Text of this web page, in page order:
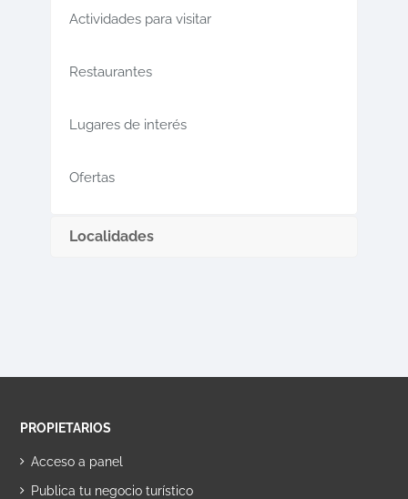
Actividades para visitar
Restaurantes
Lugares de interés
Ofertas
Localidades
PROPIETARIOS
Acceso a panel
Publica tu negocio turístico